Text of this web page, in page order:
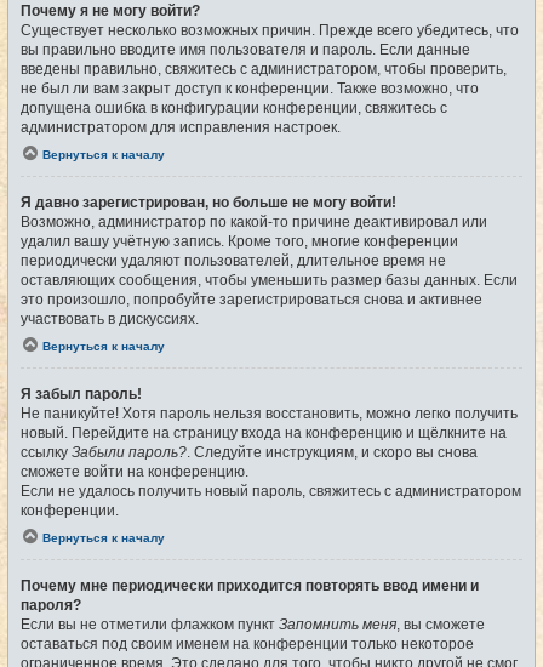
Почему я не могу войти?
Существует несколько возможных причин. Прежде всего убедитесь, что
вы правильно вводите имя пользователя и пароль. Если данные
введены правильно, свяжитесь с администратором, чтобы проверить,
не был ли вам закрыт доступ к конференции. Также возможно, что
допущена ошибка в конфигурации конференции, свяжитесь с
администратором для исправления настроек.
Вернуться к началу
Я давно зарегистрирован, но больше не могу войти!
Возможно, администратор по какой-то причине деактивировал или
удалил вашу учётную запись. Кроме того, многие конференции
периодически удаляют пользователей, длительное время не
оставляющих сообщения, чтобы уменьшить размер базы данных. Если
это произошло, попробуйте зарегистрироваться снова и активнее
участвовать в дискуссиях.
Вернуться к началу
Я забыл пароль!
Не паникуйте! Хотя пароль нельзя восстановить, можно легко получить
новый. Перейдите на страницу входа на конференцию и щёлкните на
ссылку Забыли пароль? . Следуйте инструкциям, и скоро вы снова
сможете войти на конференцию.
Если не удалось получить новый пароль, свяжитесь с администратором
конференции.
Вернуться к началу
Почему мне периодически приходится повторять ввод имени и
пароля?
Если вы не отметили флажком пункт Запомнить меня , вы сможете
оставаться под своим именем на конференции только некоторое
ограниченное время. Это сделано для того, чтобы никто другой не смог